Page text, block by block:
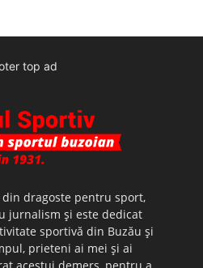
top ad
dragoste pentru sport,
jurnalism şi este dedicat
sportivă din Buzău şi
prieteni ai mei şi ai